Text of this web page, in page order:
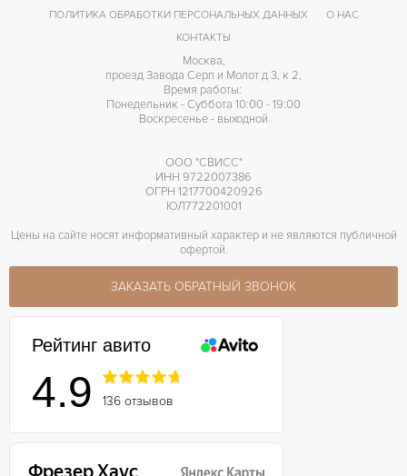
ПОЛИТИКА ОБРАБОТКИ ПЕРСОНАЛЬНЫХ ДАННЫХ
О НАС
КОНТАКТЫ
Москва,
проезд Завода Серп и Молот д 3, к 2,
Время работы:
Понедельник - Суббота 10:00 - 19:00
Воскресенье - выходной
ООО "СВИСС"
ИНН 9722007386
ОГРН 1217700420926
ЮЛ772201001
Цены на сайте носят информативный характер и не являются публичной
офертой.
ЗАКАЗАТЬ ОБРАТНЫЙ ЗВОНОК
Рейтинг авито
4.9 136 отзывов